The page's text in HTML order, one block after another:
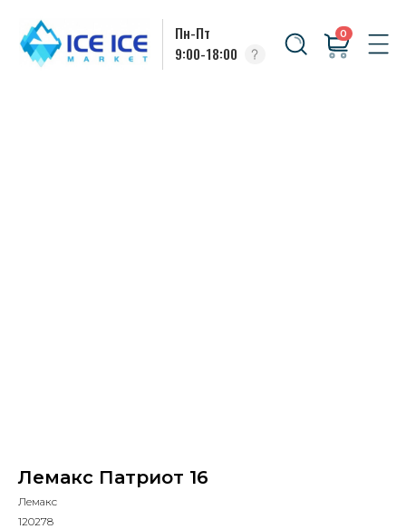
9:00-18:00
Лемакс Патриот 16
Лемакс
120278